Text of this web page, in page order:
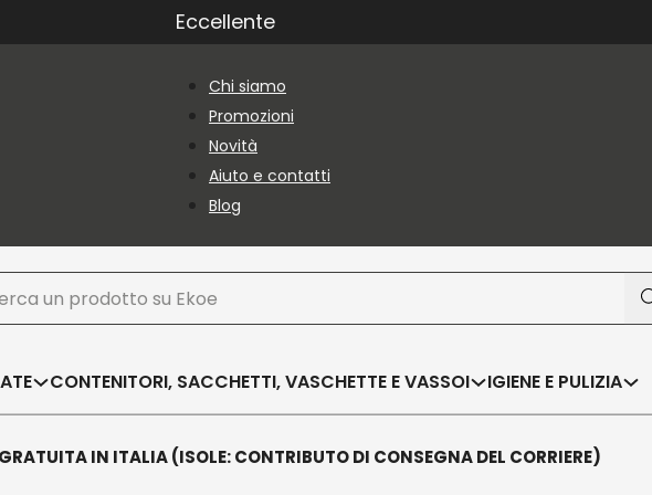
Eccellente
Chi siamo
Promozioni
Novità
Aiuto e contatti
Blog
CONTENITORI, SACCHETTI, VASCHETTE E VASSOI IGIENE E PULIZIA
IN ITALIA (ISOLE: CONTRIBUTO DI CONSEGNA DEL CORRIERE)